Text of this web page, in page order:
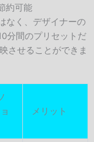
約可能
なく、デザイナーの
分間のプリセットだ
させることができま
メリット